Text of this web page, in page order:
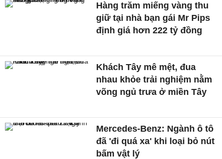
Hàng trăm miếng vàng thu
giữ tại nhà bạn gái Mr Pips
định giá hơn 222 tỷ đồng
Khách Tây mê mệt, đua
nhau khỏe trải nghiệm nằm
võng ngủ trưa ở miền Tây
Mercedes-Benz: Ngành ô tô
đã 'đi quá xa' khi loại bỏ nút
bấm vật lý